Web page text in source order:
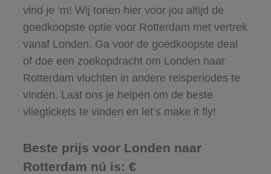
vind je ‘m! Wij tonen hier voor jou altijd de
goedkoopste optie voor Rotterdam met vertrek
vanaf Londen. Ga voor de goedkoopste deal
of doe een zoekopdracht om Londen naar
Rotterdam vluchten in andere reisperiodes te
vinden. Laat ons je helpen om de beste
vliegtickets te vinden en let’s make it fly!
Beste prijs voor Londen naar
Rotterdam nú is: €